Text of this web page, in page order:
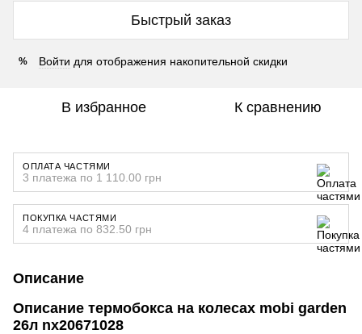
Быстрый заказ
% Войти для отображения накопительной скидки
В избранное К сравнению
ОПЛАТА ЧАСТЯМИ
3 платежа по 1 110.00 грн
ПОКУПКА ЧАСТЯМИ
4 платежа по 832.50 грн
Описание
Описание термобокса на колесах mobi garden
26л nx20671028